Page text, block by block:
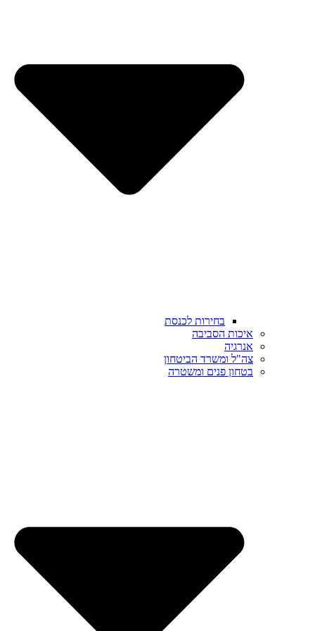
בחירות לכנסת
איכות הסביבה
אנרגיה
צה"ל ומשרד הביטחון
בטחון פנים ומשטרה